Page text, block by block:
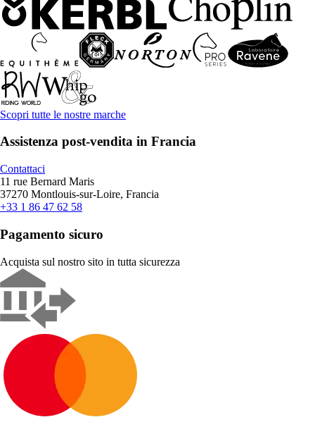
Scopri tutte le nostre marche
Assistenza post-vendita in Francia
Contattaci
11 rue Bernard Maris
37270 Montlouis-sur-Loire, Francia
+33 1 86 47 62 58
Pagamento sicuro
Acquista sul nostro sito in tutta sicurezza